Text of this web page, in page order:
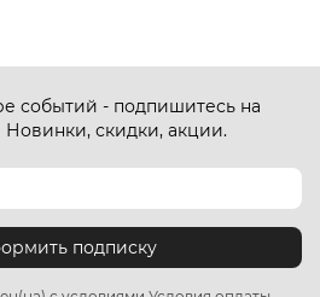
событий - подпишитесь на
скидки, акции.
подписку